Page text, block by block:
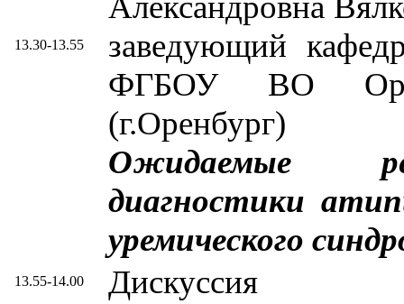
13.30-13.55
заведующий
ФГБОУ ВО
(г.Оренбург)
Ожидаемые
диагностики
уремического
13.55-14.00 Дискуссия